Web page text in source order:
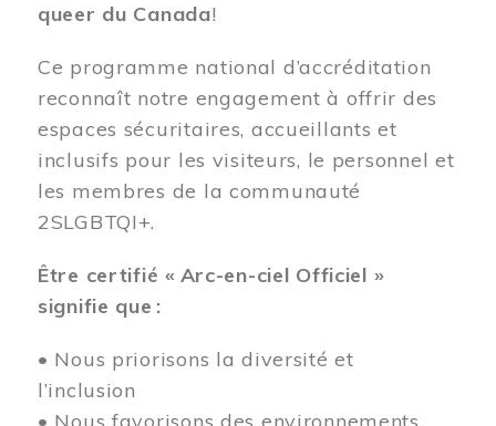
queer du Canada!
Ce programme national d’accréditation
reconnaît notre engagement à offrir des
espaces sécuritaires, accueillants et
inclusifs pour les visiteurs, le personnel et
les membres de la communauté
2SLGBTQI+.
Être certifié « Arc-en-ciel Officiel »
signifie que :
• Nous priorisons la diversité et
l’inclusion